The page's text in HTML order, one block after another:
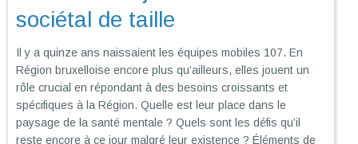
sociétal de taille
Il y a quinze ans naissaient les équipes mobiles 107. En
Région bruxelloise encore plus qu’ailleurs, elles jouent un
rôle crucial en répondant à des besoins croissants et
spécifiques à la Région. Quelle est leur place dans le
paysage de la santé mentale ? Quels sont les défis qu’il
reste encore à ce jour malgré leur existence ? Éléments de